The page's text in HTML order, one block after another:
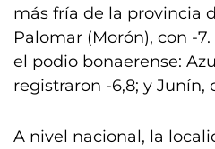
más fría de la provincia
Palomar (Morón), con -
el podio bonaerense:
registraron -6,8; y Junín,
A nivel nacional, la